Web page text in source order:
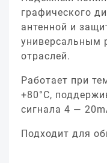
графического
антенной и
универсальным
отраслей.
Работает при
+80°С,
сигнала 4 —
Подходит для